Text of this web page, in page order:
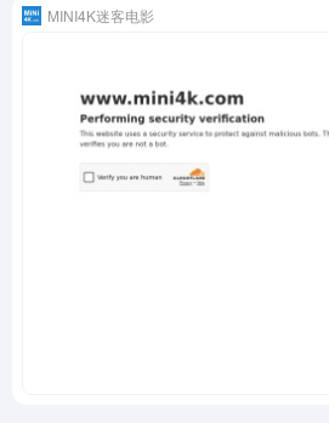
MINI4K迷客电影